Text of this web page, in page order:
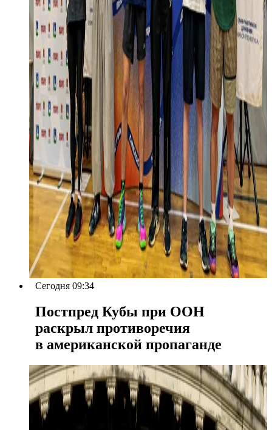
Сегодня 09:34
Постпред Кубы при ООН
раскрыл противоречия
в американской пропаганде